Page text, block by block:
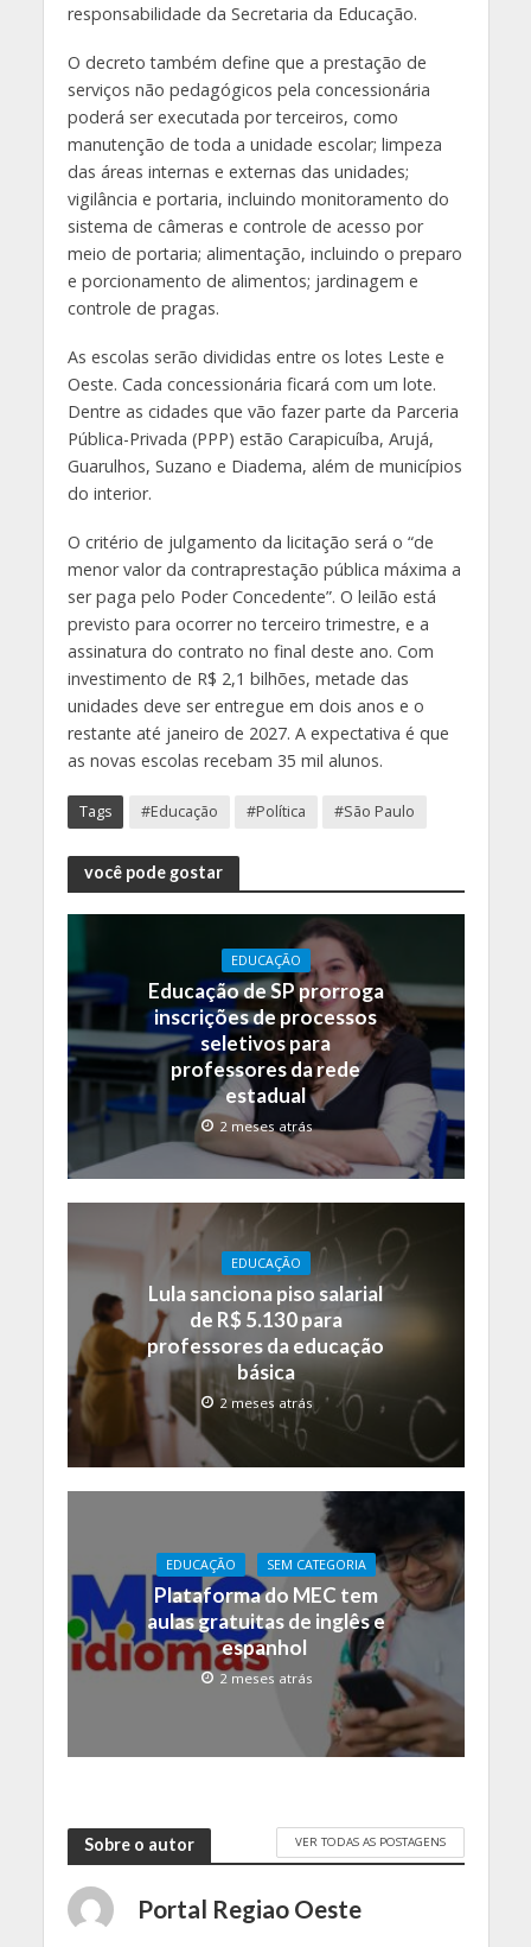
responsabilidade da Secretaria da Educação.
O decreto também define que a prestação de
serviços não pedagógicos pela concessionária
poderá ser executada por terceiros, como
manutenção de toda a unidade escolar; limpeza
das áreas internas e externas das unidades;
vigilância e portaria, incluindo monitoramento do
sistema de câmeras e controle de acesso por
meio de portaria; alimentação, incluindo o preparo
e porcionamento de alimentos; jardinagem e
controle de pragas.
As escolas serão divididas entre os lotes Leste e
Oeste. Cada concessionária ficará com um lote.
Dentre as cidades que vão fazer parte da Parceria
Pública-Privada (PPP) estão Carapicuíba, Arujá,
Guarulhos, Suzano e Diadema, além de municípios
do interior.
O critério de julgamento da licitação será o “de
menor valor da contraprestação pública máxima a
ser paga pelo Poder Concedente”. O leilão está
previsto para ocorrer no terceiro trimestre, e a
assinatura do contrato no final deste ano. Com
investimento de R$ 2,1 bilhões, metade das
unidades deve ser entregue em dois anos e o
restante até janeiro de 2027. A expectativa é que
as novas escolas recebam 35 mil alunos.
Tags #Educação #Política #São Paulo
você pode gostar
EDUCAÇÃO
Educação de SP prorroga
inscrições de processos
seletivos para
professores da rede
estadual
2 meses atrás
EDUCAÇÃO
Lula sanciona piso salarial
de R$ 5.130 para
professores da educação
básica
2 meses atrás
EDUCAÇÃO SEM CATEGORIA
Plataforma do MEC tem
aulas gratuitas de inglês e
espanhol
2 meses atrás
Sobre o autor VER TODAS AS POSTAGENS
Portal Regiao Oeste